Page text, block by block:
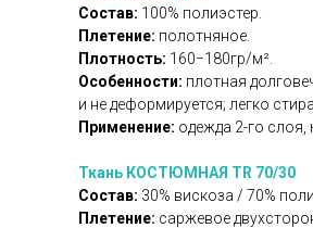
Состав: 100% полиэстер.
Плетение: полотняное.
Плотность: 160−180гр/м².
Особенности: плотная
и не деформируется; легко
Применение: одежда 2-го
Ткань КОСТЮМНАЯ TR 70/30
Состав: 30% вискоза / 70%
Плетение: саржевое